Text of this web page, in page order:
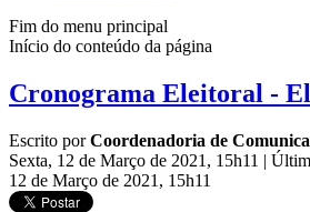
Fim do menu principal
Início do conteúdo da página
Cronograma Eleitoral -
Escrito porCoordenadoria de
Sexta, 12 de Março de 2021, 15h11 |
12 de Março de 2021, 15h11